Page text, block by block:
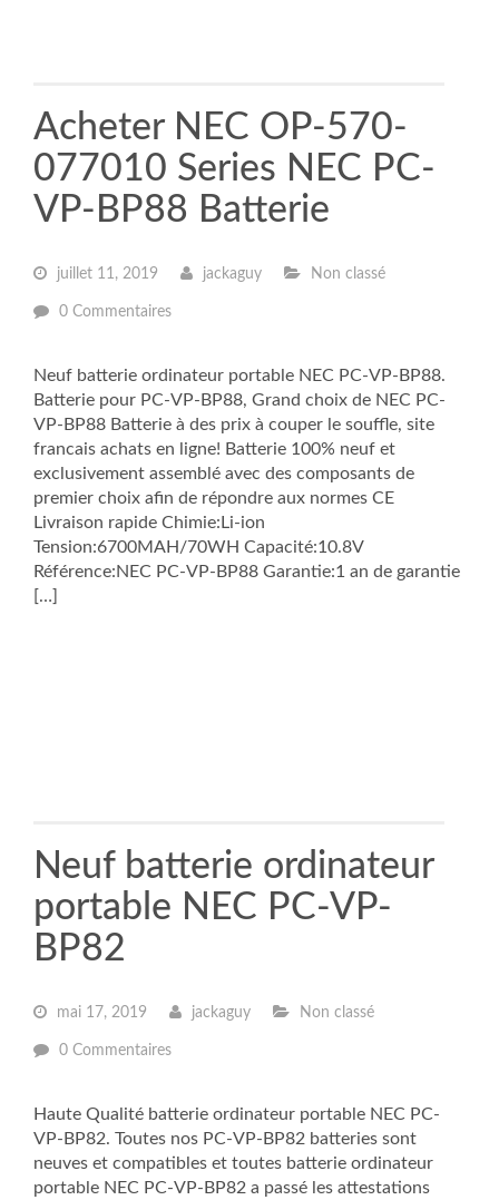
Acheter NEC OP-570-
077010 Series NEC PC-
VP-BP88 Batterie
juillet 11, 2019 jackaguy Non classé
0 Commentaires
Neuf batterie ordinateur portable NEC PC-VP-BP88.
Batterie pour PC-VP-BP88, Grand choix de NEC PC-
VP-BP88 Batterie à des prix à couper le souffle, site
francais achats en ligne! Batterie 100% neuf et
exclusivement assemblé avec des composants de
premier choix afin de répondre aux normes CE
Livraison rapide Chimie:Li-ion
Tension:6700MAH/70WH Capacité:10.8V
Référence:NEC PC-VP-BP88 Garantie:1 an de garantie
[…]
Neuf batterie ordinateur
portable NEC PC-VP-
BP82
mai 17, 2019 jackaguy Non classé
0 Commentaires
Haute Qualité batterie ordinateur portable NEC PC-
VP-BP82. Toutes nos PC-VP-BP82 batteries sont
neuves et compatibles et toutes batterie ordinateur
portable NEC PC-VP-BP82 a passé les attestations